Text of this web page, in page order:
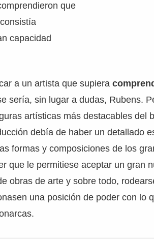
que
capacidad
a un artista que supiera
sería, sin lugar a dudas, Rubens.
artísticas más destacables del
debía de haber un detallado
formas y composiciones de los
que le permitiese aceptar un gran
obras de arte y sobre todo,
una posición de poder con lo